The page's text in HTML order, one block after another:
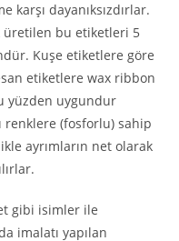
karşı dayanıksızdırlar.
üretilen bu etiketleri 5
Kuşe etiketlere göre
etiketlere wax ribbon
yüzden uygundur
renklere (fosforlu) sahip
ayrımların net olarak
gibi isimler ile
imalatı yapılan